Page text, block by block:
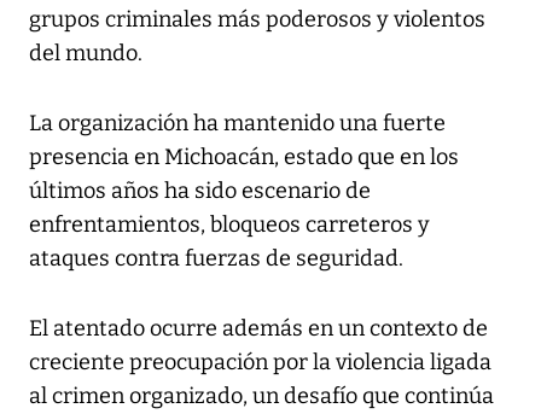
grupos criminales más poderosos y violentos
del mundo.
La organización ha mantenido una fuerte
presencia en Michoacán, estado que en los
últimos años ha sido escenario de
enfrentamientos, bloqueos carreteros y
ataques contra fuerzas de seguridad.
El atentado ocurre además en un contexto de
creciente preocupación por la violencia ligada
al crimen organizado, un desafío que continúa